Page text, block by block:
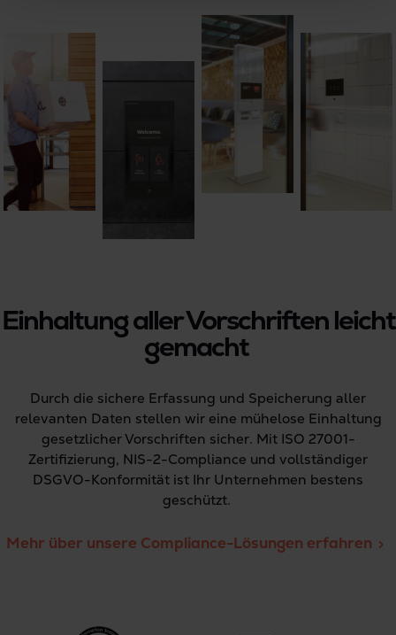
Einhaltung aller Vorschriften leicht
gemacht
Durch die sichere Erfassung und Speicherung aller
relevanten Daten stellen wir eine mühelose Einhaltung
gesetzlicher Vorschriften sicher. Mit ISO 27001-
Zertifizierung, NIS-2-Compliance und vollständiger
DSGVO-Konformität ist Ihr Unternehmen bestens
geschützt.
Mehr über unsere Compliance-Lösungen erfahren